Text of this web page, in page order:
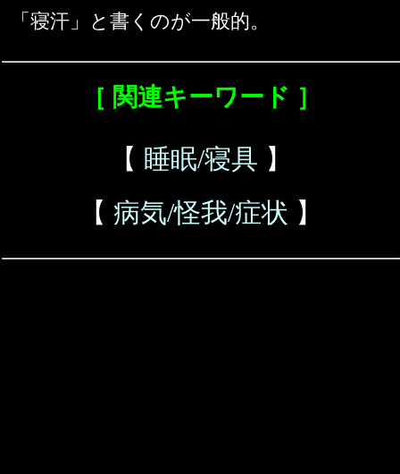
「寝汗」と書くのが一般的。
［ 関連キーワード ］
【 睡眠/寝具 】
【 病気/怪我/症状 】